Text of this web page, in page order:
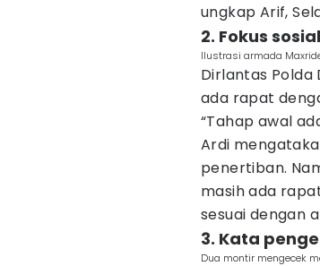
ungkap Arif,
2. Fokus
Ilustrasi armada
Dirlantas Polda
ada rapat
“Tahap awal
Ardi
penertiban.
masih ada
sesuai dengan
3. Kata
Dua montir mengecek